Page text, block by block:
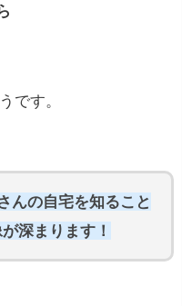
です。
んの自宅を知ること
深まります！